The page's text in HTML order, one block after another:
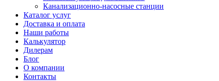
Канализационно-насосные станции
Каталог услуг
Доставка и оплата
Наши работы
Калькулятор
Дилерам
Блог
О компании
Контакты